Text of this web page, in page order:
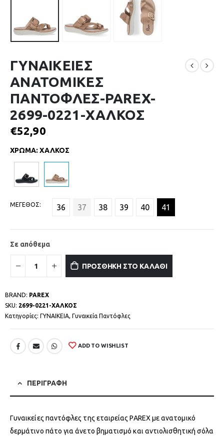
ΓΥΝΑΙΚΕΙΕΣ
ΑΝΑΤΟΜΙΚΕΣ
ΠΑΝΤΟΦΛΕΣ-PAREX-
2699-0221-ΧΑΛΚΟΣ
€52,90
ΧΡΩΜΑ: ΧΑΛΚΟΣ
ΜΕΓΕΘΟΣ 36 37 38 39 40 41
Σε απόθεμα
ΠΡΟΣΘΗΚΗ ΣΤΟ ΚΑΛΑΘΙ
BRAND: PAREX
SKU: 2699-0221-ΧΑΛΚΟΣ
Κατηγορίες: ΓΥΝΑΙΚΕΙΑ, Γυναικεία Παντόφλες
ADD TO WISHLIST
ΠΕΡΙΓΡΑΦΗ
Γυναικείες παντόφλες της εταιρείας PAREX με ανατομικό
δερμάτινο πάτο για άνετο βηματισμό και αντιολισθητική σόλα